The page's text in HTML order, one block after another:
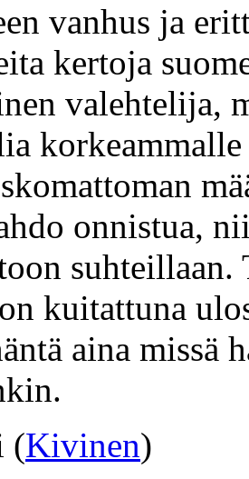
vanhus ja
kertoja
valehtelija,
onnistua,
suhteillaan.
kuitattuna
aina missä
(Kivinen)